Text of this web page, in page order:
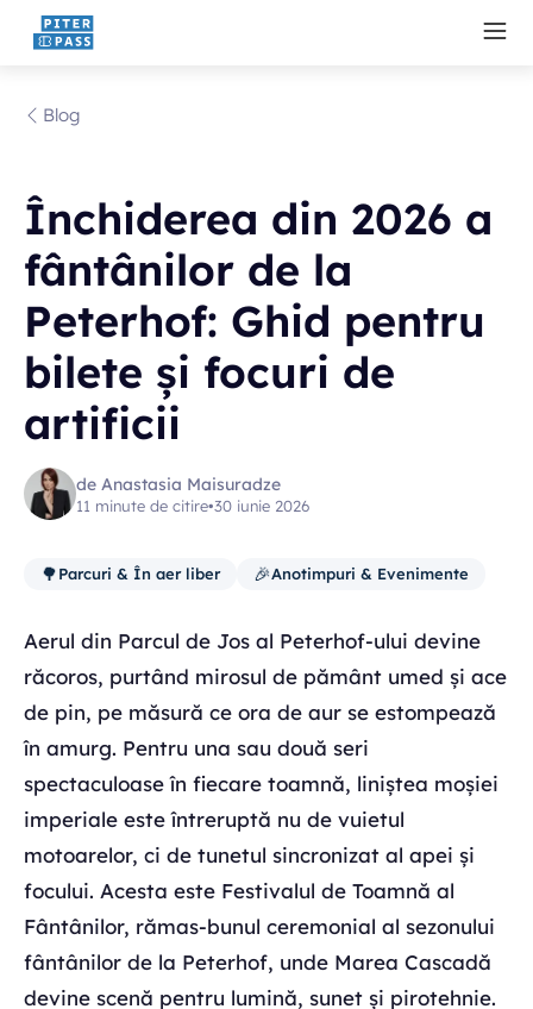
Blog
Închiderea din 2026 a
fântânilor de la
Peterhof: Ghid pentru
bilete și focuri de
artificii
de Anastasia Maisuradze
11 minute de citire•30 iunie 2026
🌳Parcuri & În aer liber 🎉Anotimpuri & Evenimente
Aerul din Parcul de Jos al Peterhof-ului devine
răcoros, purtând mirosul de pământ umed și ace
de pin, pe măsură ce ora de aur se estompează
în amurg. Pentru una sau două seri
spectaculoase în fiecare toamnă, liniștea moșiei
imperiale este întreruptă nu de vuietul
motoarelor, ci de tunetul sincronizat al apei și
focului. Acesta este Festivalul de Toamnă al
Fântânilor, rămas-bunul ceremonial al sezonului
fântânilor de la Peterhof, unde Marea Cascadă
devine scenă pentru lumină, sunet și pirotehnie.